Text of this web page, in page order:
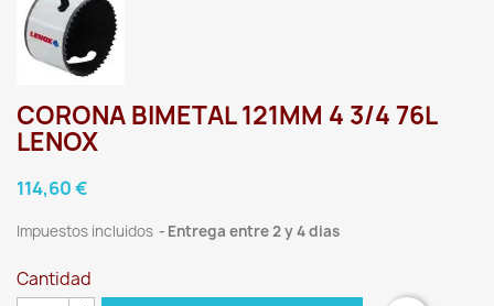
CORONA BIMETAL 121MM 4 3/4 76L
LENOX
114,60 €
Impuestos incluidos Entrega entre 2 y 4 dias
Cantidad